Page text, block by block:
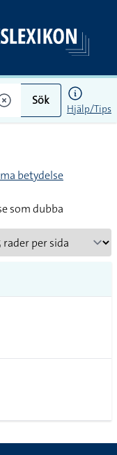
Sök
Hjälp/Tips
betydelse
som dubba